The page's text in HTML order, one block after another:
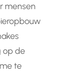
mensen
op de
te